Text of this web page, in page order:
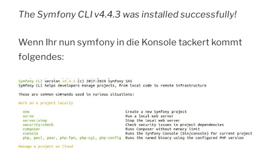
The Symfony CLI v4.4.3 was installed successfully!
Wenn Ihr nun symfony in die Konsole tackert kommt
folgendes: